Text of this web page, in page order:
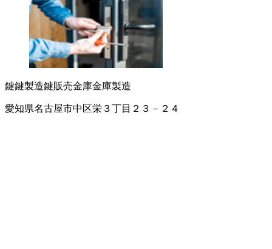
鍵鍵製造鍵販売金庫金庫製造
愛知県名古屋市中区栄３丁目２３－２４